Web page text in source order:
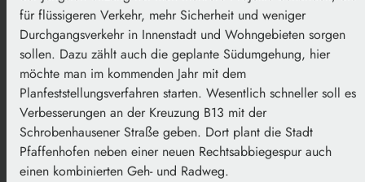
für flüssigeren Verkehr, mehr Sicherheit und weniger
Durchgangsverkehr in Innenstadt und Wohngebieten sorgen
sollen. Dazu zählt auch die geplante Südumgehung, hier
möchte man im kommenden Jahr mit dem
Planfeststellungsverfahren starten. Wesentlich schneller soll es
Verbesserungen an der Kreuzung B13 mit der
Schrobenhausener Straße geben. Dort plant die Stadt
Pfaffenhofen neben einer neuen Rechtsabbiegespur auch
einen kombinierten Geh- und Radweg.